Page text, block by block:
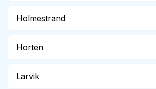
Holmestrand
Horten
Larvik